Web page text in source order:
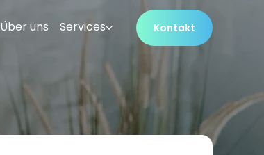
Kontakt
Über uns Services